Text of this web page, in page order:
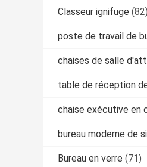
Classeur ignifuge (82)
poste de travail de
chaises de salle
table de réception
chaise exécutive en
bureau moderne de
Bureau en verre (71)